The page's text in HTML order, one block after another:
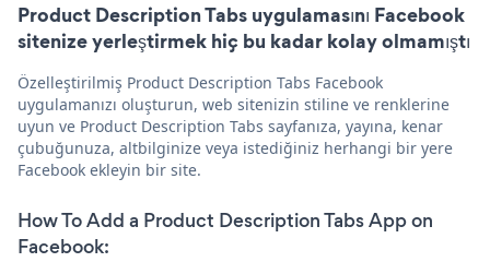
Product Description Tabs uygulamasını Facebook
sitenize yerleştirmek hiç bu kadar kolay olmamıştı
Özelleştirilmiş Product Description Tabs Facebook
uygulamanızı oluşturun, web sitenizin stiline ve renklerine
uyun ve Product Description Tabs sayfanıza, yayına, kenar
çubuğunuza, altbilginize veya istediğiniz herhangi bir yere
Facebook ekleyin bir site.
How To Add a Product Description Tabs App on
Facebook: